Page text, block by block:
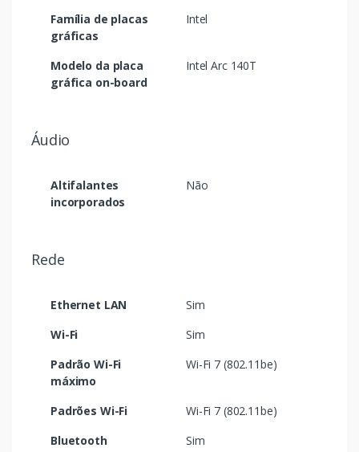
Família de placas
gráficas
Intel
Modelo da placa
gráfica on-board
Intel Arc 140T
Áudio
Altifalantes
incorporados
Não
Rede
Ethernet LAN
Sim
Wi-Fi
Sim
Padrão Wi-Fi
máximo
Wi-Fi 7 (802.11be)
Padrões Wi-Fi
Wi-Fi 7 (802.11be)
Bluetooth
Sim